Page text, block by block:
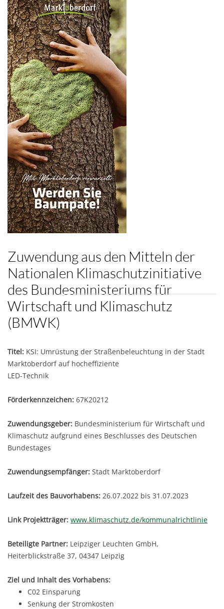
Zuwendung aus den Mitteln der
Nationalen Klimaschutzinitiative
des Bundesministeriums für
Wirtschaft und Klimaschutz
(BMWK)
Titel: KSI: Umrüstung der Straßenbeleuchtung in der Stadt
Marktoberdorf auf hocheffiziente
LED-Technik
Förderkennzeichen: 67K20212
Zuwendungsgeber: Bundesministerium für Wirtschaft und
Klimaschutz aufgrund eines Beschlusses des Deutschen
Bundestages
Zuwendungsempfänger: Stadt Marktoberdorf
Laufzeit des Bauvorhabens: 26.07.2022 bis 31.07.2023
Link Projektträger: www.klimaschutz.de/kommunalrichtlinie
Beteiligte Partner: Leipziger Leuchten GmbH,
Heiterblickstraße 37, 04347 Leipzig
Ziel und Inhalt des Vorhabens:
C02 Einsparung
Senkung der Stromkosten